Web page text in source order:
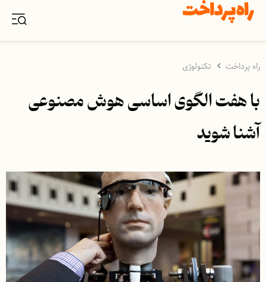
راه پرداخت تکنولوژی
با هفت الگوی اساسی هوش مصنوعی
آشنا شوید